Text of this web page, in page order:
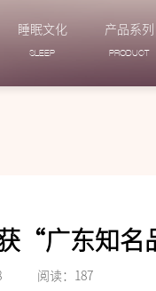
睡眠文化
SLEEP
产品系列
PRODUCT
“广东知
阅读： 187